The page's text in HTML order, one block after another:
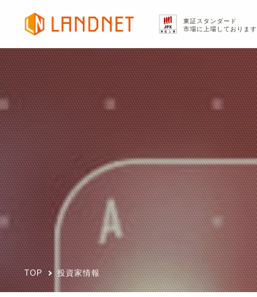
東証スタンダード
市場に上場しております
TOP 投資家情報